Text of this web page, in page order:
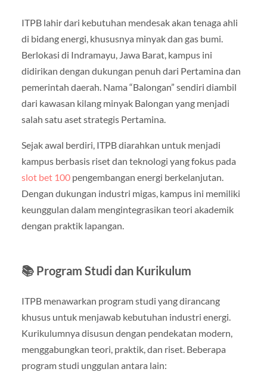
ITPB lahir dari kebutuhan mendesak akan tenaga ahli
di bidang energi, khususnya minyak dan gas bumi.
Berlokasi di Indramayu, Jawa Barat, kampus ini
didirikan dengan dukungan penuh dari Pertamina dan
pemerintah daerah. Nama “Balongan” sendiri diambil
dari kawasan kilang minyak Balongan yang menjadi
salah satu aset strategis Pertamina.
Sejak awal berdiri, ITPB diarahkan untuk menjadi
kampus berbasis riset dan teknologi yang fokus pada
slot bet 100pengembangan energi berkelanjutan.
Dengan dukungan industri migas, kampus ini memiliki
keunggulan dalam mengintegrasikan teori akademik
dengan praktik lapangan.
📚 Program Studi dan Kurikulum
ITPB menawarkan program studi yang dirancang
khusus untuk menjawab kebutuhan industri energi.
Kurikulumnya disusun dengan pendekatan modern,
menggabungkan teori, praktik, dan riset. Beberapa
program studi unggulan antara lain: